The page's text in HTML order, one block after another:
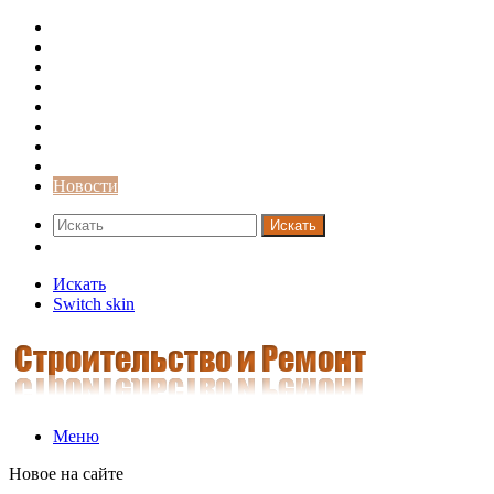
Новости
Искать
Искать
Switch skin
Меню
Новое на сайте